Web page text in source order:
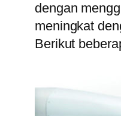
dengan
meningkat
Berikut